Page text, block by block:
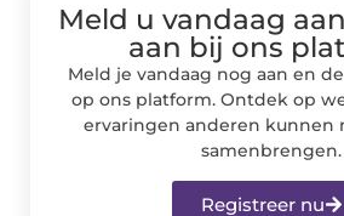
Meld u vandaag
aan bij ons
Meld je vandaag nog aan en
op ons platform. Ontdek op
ervaringen anderen kunnen
samenbrengen.
Registreer nu